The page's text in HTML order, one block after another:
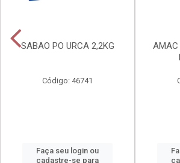
SABAO PO URCA 2,2KG
Código: 46741
Faça seu login ou
cadastre-se para
AMAC